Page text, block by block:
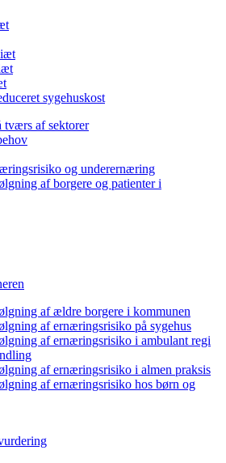
sygehuskost
tværs af sektorer
og underernæring
af borgere og patienter i
af ældre borgere i kommunen
af ernæringsrisiko på sygehus
af ernæringsrisiko i ambulant regi
af ernæringsrisiko i almen praksis
af ernæringsrisiko hos børn og